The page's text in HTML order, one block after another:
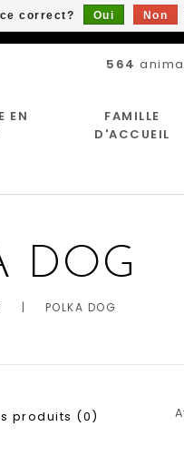
564
EN
FAMILLE
D'ACCUEIL
DOG
| POLKA DOG
produits (0)
correct? Oui Non
partir de 89$*